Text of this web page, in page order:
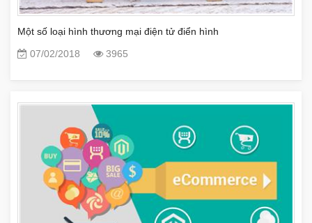
Một số loại hình thương mại điện tử điển hình
07/02/2018
3965